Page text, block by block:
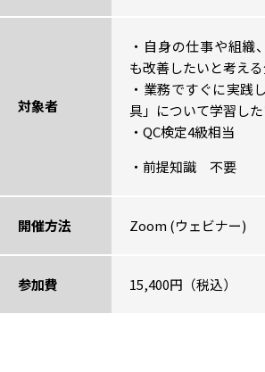
対象者
・自身の仕事や組織
も改善したいと考え
・ 業務ですぐに実践
具」について学習し
・QC検定4級相当
・前提知識 不要
開催方法 Zoom (ウェビナー)
参加費 15,400円（税込）